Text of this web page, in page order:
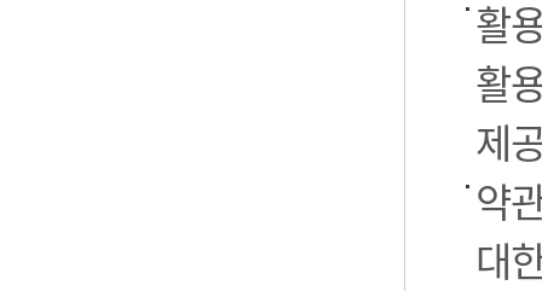
활
활
제
약
대